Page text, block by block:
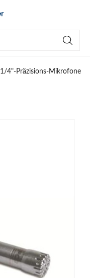
1/4"-Präzisions-Mikrofone